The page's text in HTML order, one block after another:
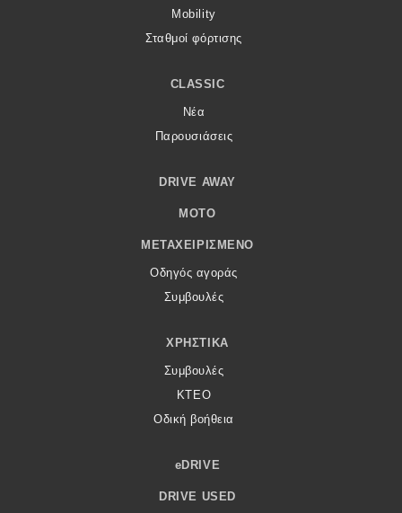
Mobility
Σταθμοί φόρτισης
CLASSIC
Νέα
Παρουσιάσεις
DRIVE AWAY
MOTO
ΜΕΤΑΧΕΙΡΙΣΜΈΝΟ
Οδηγός αγοράς
Συμβουλές
ΧΡΗΣΤΙΚΆ
Συμβουλές
ΚΤΕΟ
Οδική βοήθεια
eDRIVE
DRIVE USED